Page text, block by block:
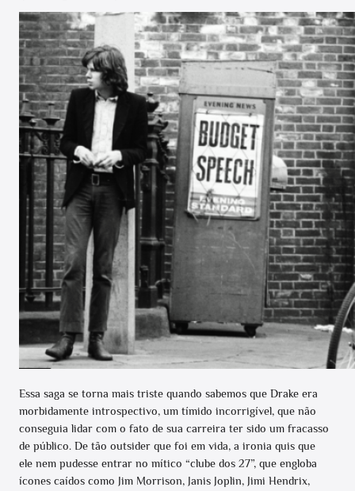
Essa saga se torna mais triste quando sabemos que Drake era
morbidamente introspectivo, um tímido incorrigível, que não
conseguia lidar com o fato de sua carreira ter sido um fracasso
de público. De tão outsider que foi em vida, a ironia quis que
ele nem pudesse entrar no mítico “clube dos 27”, que engloba
ícones caídos como Jim Morrison, Janis Joplin, Jimi Hendrix,